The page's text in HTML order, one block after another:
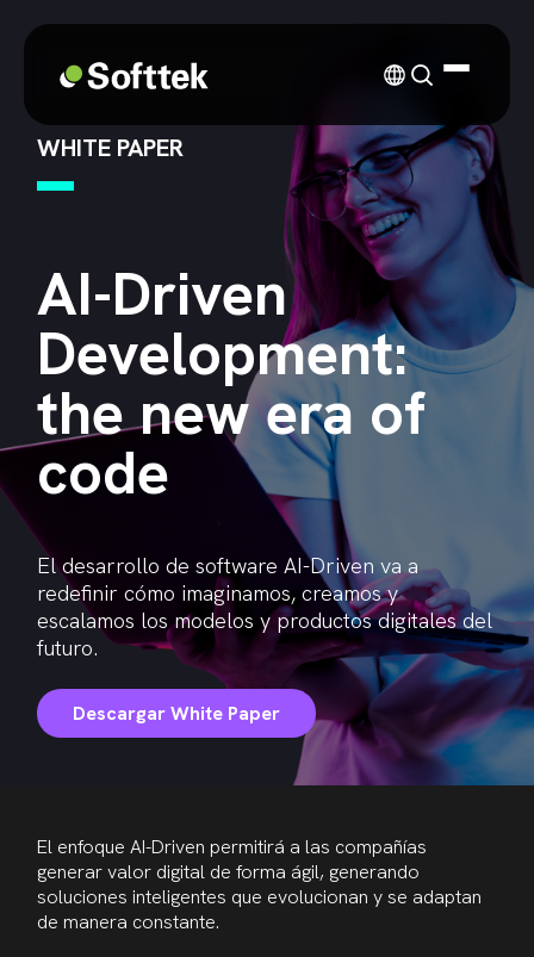
WHITE PAPER
AI-Driven
Development:
the new era of
code
El desarrollo de software AI-Driven va a
redefinir cómo imaginamos, creamos y
escalamos los modelos y productos digitales del
futuro.
Descargar White Paper
El enfoque AI-Driven permitirá a las compañías
generar valor digital de forma ágil, generando
soluciones inteligentes que evolucionan y se adaptan
de manera constante.